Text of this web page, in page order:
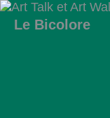
Le Bicolore